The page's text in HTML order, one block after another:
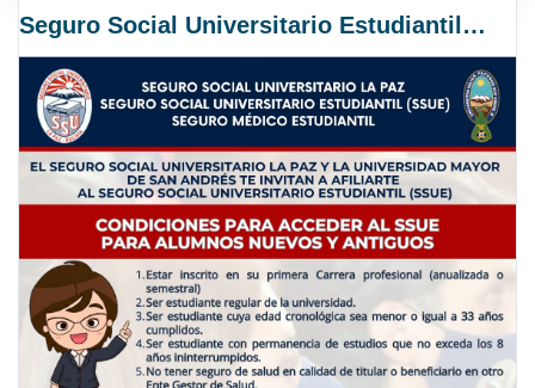
Seguro Social Universitario Estudiantil SSUE